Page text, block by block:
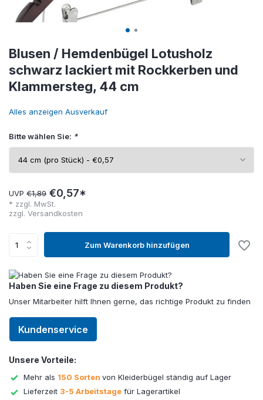
Blusen / Hemdenbügel Lotusholz
schwarz lackiert mit Rockkerben und
Klammersteg, 44 cm
Alles anzeigen Ausverkauf
Bitte wählen Sie: *
UVP €1,89 €0,57*
* zzgl. MwSt.
zzgl. Versandkosten
Zum Warenkorb hinzufügen
Haben Sie eine Frage zu diesem Produkt?
Unser Mitarbeiter hilft Ihnen gerne, das richtige Produkt zu finden
Kundenservice
Unsere Vorteile:
Mehr als 150 Sorten von Kleiderbügel ständig auf Lager
Lieferzeit 3-5 Arbeitstage für Lagerartikel